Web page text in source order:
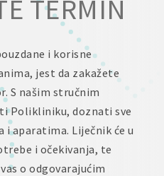
TERMIN
i korisne
jest da zakažete
S našim stručnim
Polikliniku, doznati sve
i aparatima. Liječnik će u
i očekivanja, te
o odgovarajućim